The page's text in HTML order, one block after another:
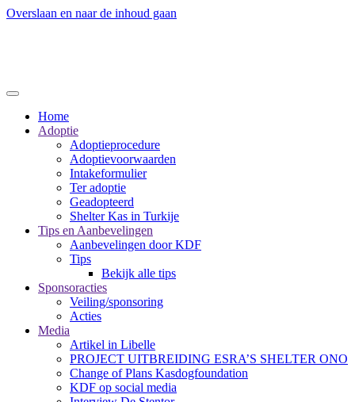
Overslaan en naar de inhoud gaan
Home
Adoptie
Adoptieprocedure
Adoptievoorwaarden
Intakeformulier
Ter adoptie
Geadopteerd
Shelter Kas in Turkije
Tips en Aanbevelingen
Aanbevelingen door KDF
Tips
Bekijk alle tips
Sponsoracties
Veiling/sponsoring
Acties
Media
Artikel in Libelle
PROJECT UITBREIDING ESRA’S SHELTER ONO
Change of Plans Kasdogfoundation
KDF op social media